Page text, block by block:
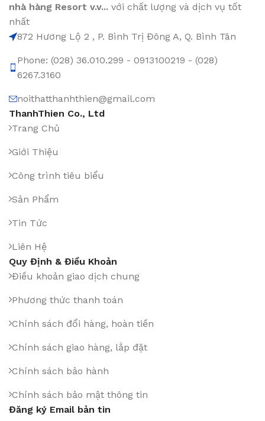
nhà hàng Resort v.v... với chất lượng và dịch vụ tốt
nhất
872 Hương Lộ 2 , P. Bình Trị Đông A, Q. Bình Tân
Phone: (028) 36.010.299 - 0913100219 - (028)
6267.3160
noithatthanhthien@gmail.com
ThanhThien Co., Ltd
Trang Chủ
Giới Thiệu
Công trình tiêu biểu
Sản Phẩm
Tin Tức
Liên Hệ
Quy Định & Điều Khoản
Điều khoản giao dịch chung
Phương thức thanh toán
Chính sách đổi hàng, hoàn tiền
Chính sách giao hàng, lắp đặt
Chính sách bảo hành
Chính sách bảo mật thông tin
Đăng ký Email bản tin